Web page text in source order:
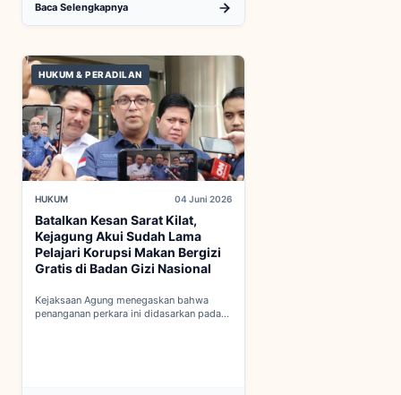
Baca Selengkapnya
HUKUM & PERADILAN
HUKUM 04 Juni 2026
Batalkan Kesan Sarat Kilat,
Kejagung Akui Sudah Lama
Pelajari Korupsi Makan Bergizi
Gratis di Badan Gizi Nasional
Kejaksaan Agung menegaskan bahwa
penanganan perkara ini didasarkan pada